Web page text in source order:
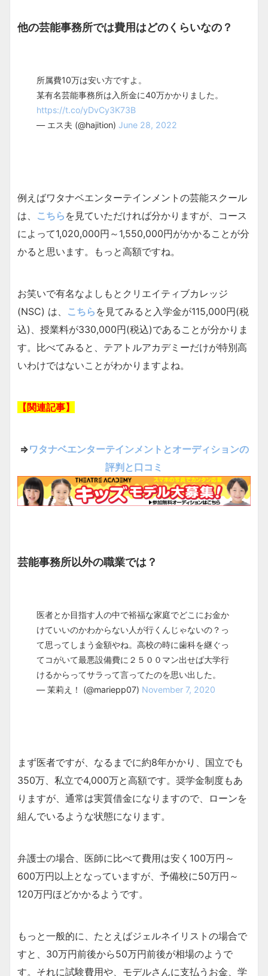
他の芸能事務所では費用はどのくらいなの？
所属費10万は安い方ですよ。
某有名芸能事務所は入所金に40万かかりました。
https://t.co/yDvCy3K73B
— エス夫 (@hajition) June 28, 2022
例えばワタナベエンターテインメントの芸能スクール
は、 こちら を見ていただければ分かりますが、コース
によって1,020,000円～1,550,000円がかかることが分
かると思います。もっと高額ですね。
お笑いで有名なよしもとクリエイティブカレッジ
(NSC) は、 こちら を見てみると入学金が115,000円(税
込)、授業料が330,000円(税込)であることが分かりま
す。比べてみると、テアトルアカデミーだけが特別高
いわけではないことがわかりますよね。
【関連記事】
⇒ワタナベエンターテインメントとオーディションの
評判と口コミ
芸能事務所以外の職業では？
医者とか目指す人の中で裕福な家庭でどこにお金か
けていいのかわからない人が行くんじゃないの？っ
て思ってしまう金額やね。高校の時に歯科を継ぐっ
てコがいて最悪設備費に２５００マン出せば大学行
けるからってサラって言ってたのを思い出した。
— 茉莉え！ (@mariepp07) November 7, 2020
まず医者ですが、なるまでに約8年かかり、国立でも
350万、私立で4,000万と高額です。奨学金制度もあ
りますが、通常は実質借金になりますので、ローンを
組んでいるような状態になります。
弁護士の場合、医師に比べて費用は安く100万円～
600万円以上となっていますが、予備校に50万円～
120万円ほどかかるようです。
もっと一般的に、たとえばジェルネイリストの場合で
すと、30万円前後から50万円前後が相場のようで
す。それに試験費用や、モデルさんに支払うお金、学